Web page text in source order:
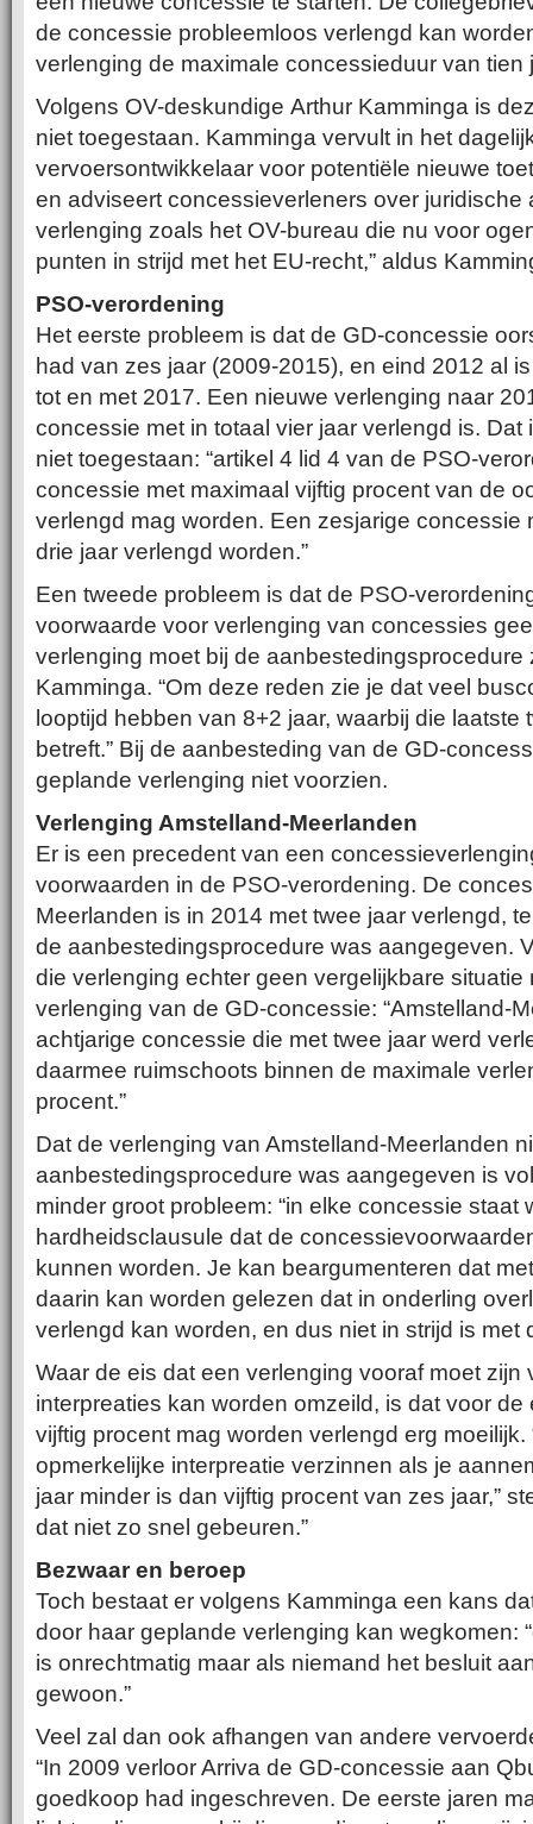
de concessie probleemloos verlengd kan
verlenging de maximale concessieduur van tien
Volgens OV-deskundige Arthur Kamminga is
niet toegestaan. Kamminga vervult in het
vervoersontwikkelaar voor potentiële nieuwe
en adviseert concessieverleners over juridische
verlenging zoals het OV-bureau die nu voor
punten in strijd met het EU-recht,” aldus
PSO-verordening
Het eerste probleem is dat de GD-concessie
had van zes jaar (2009-2015), en eind 2012 al
tot en met 2017. Een nieuwe verlenging naar
concessie met in totaal vier jaar verlengd is. Dat
niet toegestaan: “artikel 4 lid 4 van de PSO-
concessie met maximaal vijftig procent van de
verlengd mag worden. Een zesjarige concessie
drie jaar verlengd worden.”
Een tweede probleem is dat de PSO-
voorwaarde voor verlenging van concessies
verlenging moet bij de aanbestedingsprocedure
Kamminga. “Om deze reden zie je dat veel
looptijd hebben van 8+2 jaar, waarbij die laatste
betreft.” Bij de aanbesteding van de GD-
geplande verlenging niet voorzien.
Verlenging Amstelland-Meerlanden
Er is een precedent van een
voorwaarden in de PSO-verordening. De
Meerlanden is in 2014 met twee jaar verlengd,
de aanbestedingsprocedure was aangegeven.
die verlenging echter geen vergelijkbare situatie
verlenging van de GD-concessie: “Amstelland-
achtjarige concessie die met twee jaar werd
daarmee ruimschoots binnen de maximale
procent.”
Dat de verlenging van Amstelland-Meerlanden
aanbestedingsprocedure was aangegeven is
minder groot probleem: “in elke concessie staat
hardheidsclausule dat de
kunnen worden. Je kan beargumenteren dat
daarin kan worden gelezen dat in onderling
verlengd kan worden, en dus niet in strijd is met
Waar de eis dat een verlenging vooraf moet zijn
interpreaties kan worden omzeild, is dat voor de
vijftig procent mag worden verlengd erg moeilijk.
opmerkelijke interpreatie verzinnen als je
jaar minder is dan vijftig procent van zes jaar,”
dat niet zo snel gebeuren.”
Bezwaar en beroep
Toch bestaat er volgens Kamminga een kans
door haar geplande verlenging kan wegkomen:
is onrechtmatig maar als niemand het besluit
gewoon.”
Veel zal dan ook afhangen van andere
“In 2009 verloor Arriva de GD-concessie aan
goedkoop had ingeschreven. De eerste jaren